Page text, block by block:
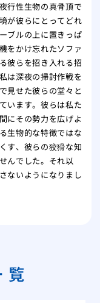
行性生物の真骨頂で
が彼らにとってどれ
ブルの上に置きっぱ
をかけ忘れたソファ
彼らを招き入れる招
は深夜の掃討作戦を
見せた彼らの堂々と
います。彼らは私た
にその勢力を広げよ
生物的な特徴ではな
す、彼らの狡猾な知
んでした。それ以
ないようになりまし